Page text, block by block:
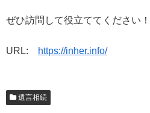
ぜひ訪問して役立ててください！
URL: https://inher.info/
遺言相続